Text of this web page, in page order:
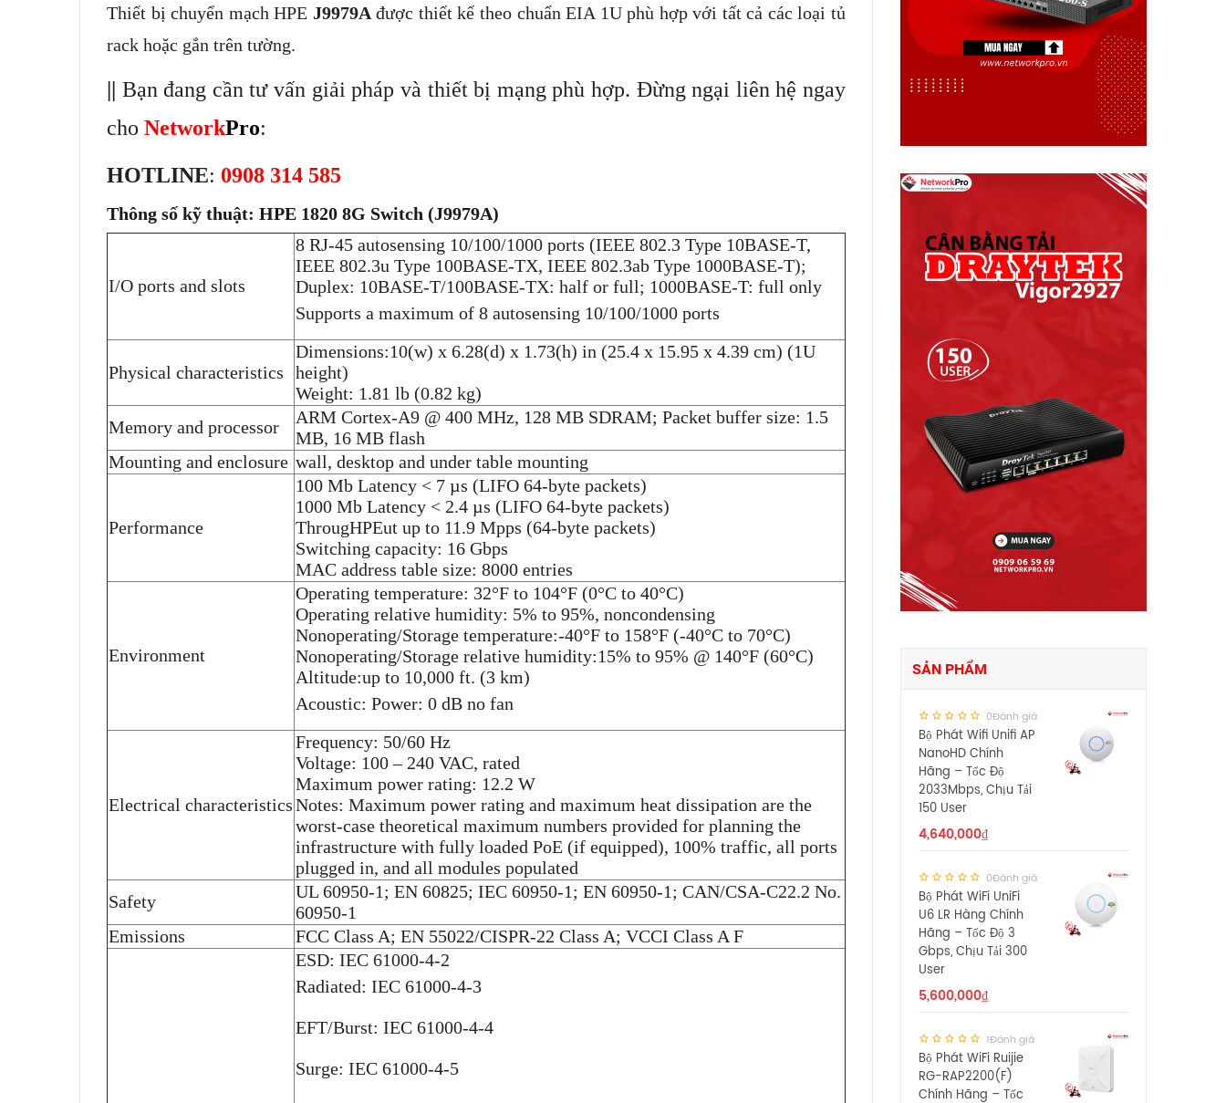
Thiết bị chuyển mạch HPE J9979Ađược thiết kế theo chuẩn EIA 1U phù hợp với tất cả các loại tủ
rack hoặc gắn trên tường.
|| Bạn đang cần tư vấn giải pháp và thiết bị mạng phù hợp. Đừng ngại liên hệ ngay
cho NetworkPro:
HOTLINE: 0908 314 585
Thông số kỹ thuật: HPE 1820 8G Switch (J9979A)
I/O ports and slots
8 RJ-45 autosensing 10/100/1000 ports (IEEE 802.3 Type 10BASE-T,
IEEE 802.3u Type 100BASE-TX, IEEE 802.3ab Type 1000BASE-T);
Duplex: 10BASE-T/100BASE-TX: half or full; 1000BASE-T: full only
Supports a maximum of 8 autosensing 10/100/1000 ports
Physical characteristics
Dimensions:10(w) x 6.28(d) x 1.73(h) in (25.4 x 15.95 x 4.39 cm) (1U
height)
Weight: 1.81 lb (0.82 kg)
Memory and processor
ARM Cortex-A9 @ 400 MHz, 128 MB SDRAM; Packet buffer size: 1.5
MB, 16 MB flash
Mounting and enclosure wall, desktop and under table mounting
Performance
100 Mb Latency < 7 µs (LIFO 64-byte packets)
1000 Mb Latency < 2.4 µs (LIFO 64-byte packets)
ThrougHPEut up to 11.9 Mpps (64-byte packets)
Switching capacity: 16 Gbps
MAC address table size: 8000 entries
Environment
Operating temperature: 32°F to 104°F (0°C to 40°C)
Operating relative humidity: 5% to 95%, noncondensing
Nonoperating/Storage temperature:-40°F to 158°F (-40°C to 70°C)
Nonoperating/Storage relative humidity:15% to 95% @ 140°F (60°C)
Altitude:up to 10,000 ft. (3 km)
Acoustic: Power: 0 dB no fan
Electrical characteristics
Frequency: 50/60 Hz
Voltage: 100 – 240 VAC, rated
Maximum power rating: 12.2 W
Notes: Maximum power rating and maximum heat dissipation are the
worst-case theoretical maximum numbers provided for planning the
infrastructure with fully loaded PoE (if equipped), 100% traffic, all ports
plugged in, and all modules populated
Safety
UL 60950-1; EN 60825; IEC 60950-1; EN 60950-1; CAN/CSA-C22.2 No.
60950-1
Emissions
FCC Class A; EN 55022/CISPR-22 Class A; VCCI Class A F
ESD: IEC 61000-4-2
Radiated: IEC 61000-4-3
EFT/Burst: IEC 61000-4-4
Surge: IEC 61000-4-5
SẢN PHẨM
0Đánh giá
Bộ Phát Wifi Unifi AP
NanoHD Chính
Hãng – Tốc Độ
2033Mbps, Chịu Tải
150 User
4,640,000₫
0Đánh giá
Bộ Phát WiFi UniFi
U6 LR Hàng Chính
Hãng – Tốc Độ 3
Gbps, Chịu Tải 300
User
5,600,000₫
1Đánh giá
Bộ Phát WiFi Ruijie
RG-RAP2200(F)
Chính Hãng – Tốc